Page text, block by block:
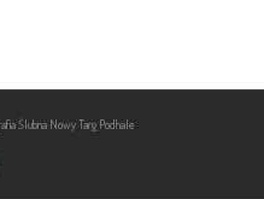
Ślubna Nowy Targ Podhale